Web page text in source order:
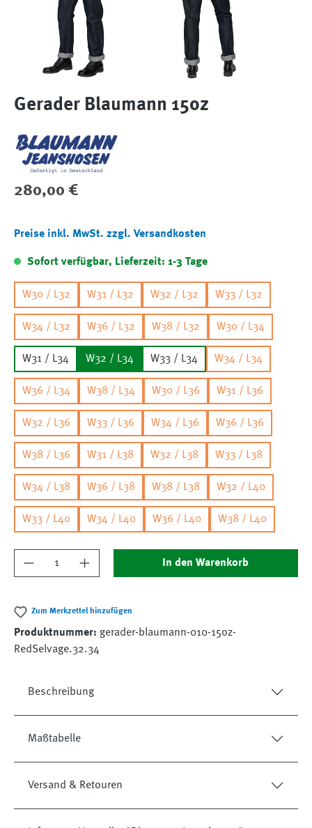
Gerader Blaumann 15oz
Regulärer Preis:
280,00 €
Preise inkl. MwSt. zzgl. Versandkosten
Sofort verfügbar, Lieferzeit: 1-3 Tage
W30 / L32 W31 / L32 W32 / L32 W33 / L32
W34 / L32 W36 / L32 W38 / L32 W30 / L34
W31 / L34 W32 / L34 W33 / L34 W34 / L34
W36 / L34 W38 / L34 W30 / L36 W31 / L36
W32 / L36 W33 / L36 W34 / L36 W36 / L36
W38 / L36 W31 / L38 W32 / L38 W33 / L38
W34 / L38 W36 / L38 W38 / L38 W32 / L40
W33 / L40 W34 / L40 W36 / L40 W38 / L40
Produkt Anzahl: Gib den gewünschten Wert
In den Warenkorb
Zum Merkzettel hinzufügen
Produktnummer: gerader-blaumann-010-15oz-
RedSelvage.32.34
Beschreibung
Maßtabelle
Versand & Retouren